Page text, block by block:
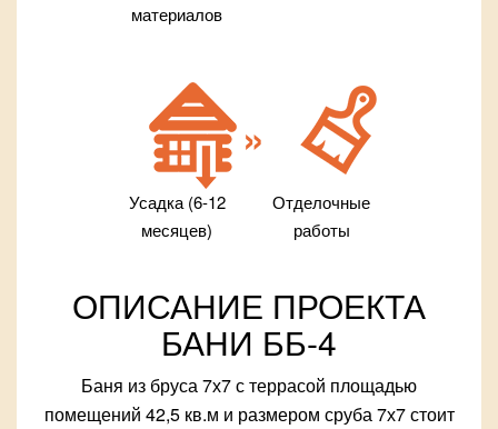
материалов
Усадка (6-12
месяцев)
Отделочные
работы
ОПИСАНИЕ ПРОЕКТА
БАНИ ББ-4
Баня из бруса 7х7 с террасой площадью
помещений 42,5 кв.м и размером сруба 7х7 стоит